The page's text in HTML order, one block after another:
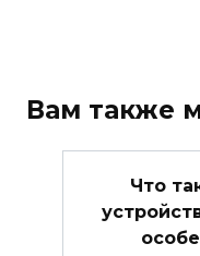
Вам также
Что